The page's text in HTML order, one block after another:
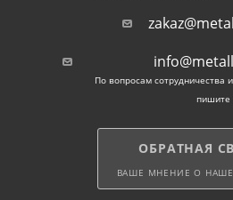
по периметру сооружений,
Также полоса
эксплуатируемых в
повышенной влажности.
По вопросам сотрудничества
пишите
ОБРАТНАЯ
ВАШЕ МНЕНИЕ О